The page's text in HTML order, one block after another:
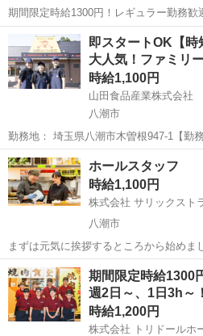
期間限定時給1300円！レギュラー勤務
験歓迎◎まかない有！履歴書不要 ≪同世代が多いから働きやすい！
≫【接客・調理】高校生さん歓迎!!高校
【高校生におススメポイン...
埼玉 八潮市 レストラン
即スタートOK【
大人気！ファミリ
時給1,100円
山田食品産業株式会社
八潮市
勤務地： 埼玉県八潮市木曽根947-1【勤
どん食堂 木曽根店 埼玉県八潮市木曽根947-1 週勤務日時
09:00〜14:00／11:00〜14:00／10:00〜
埼玉 八潮市 レストラン
ホールスタッフ
時給1,100円
株式会社 サリックス
八潮市
まずは元気に挨拶するところから始めま
チンのお仕事にもチャレンジ！ たくさ
す！ 美味しいまかないが1食200円で食べられます
美味しい焼肉屋さん！安楽...
埼玉 八潮市 レストラン
期間限定時給1300
週2日～、1日3h
時給1,200円